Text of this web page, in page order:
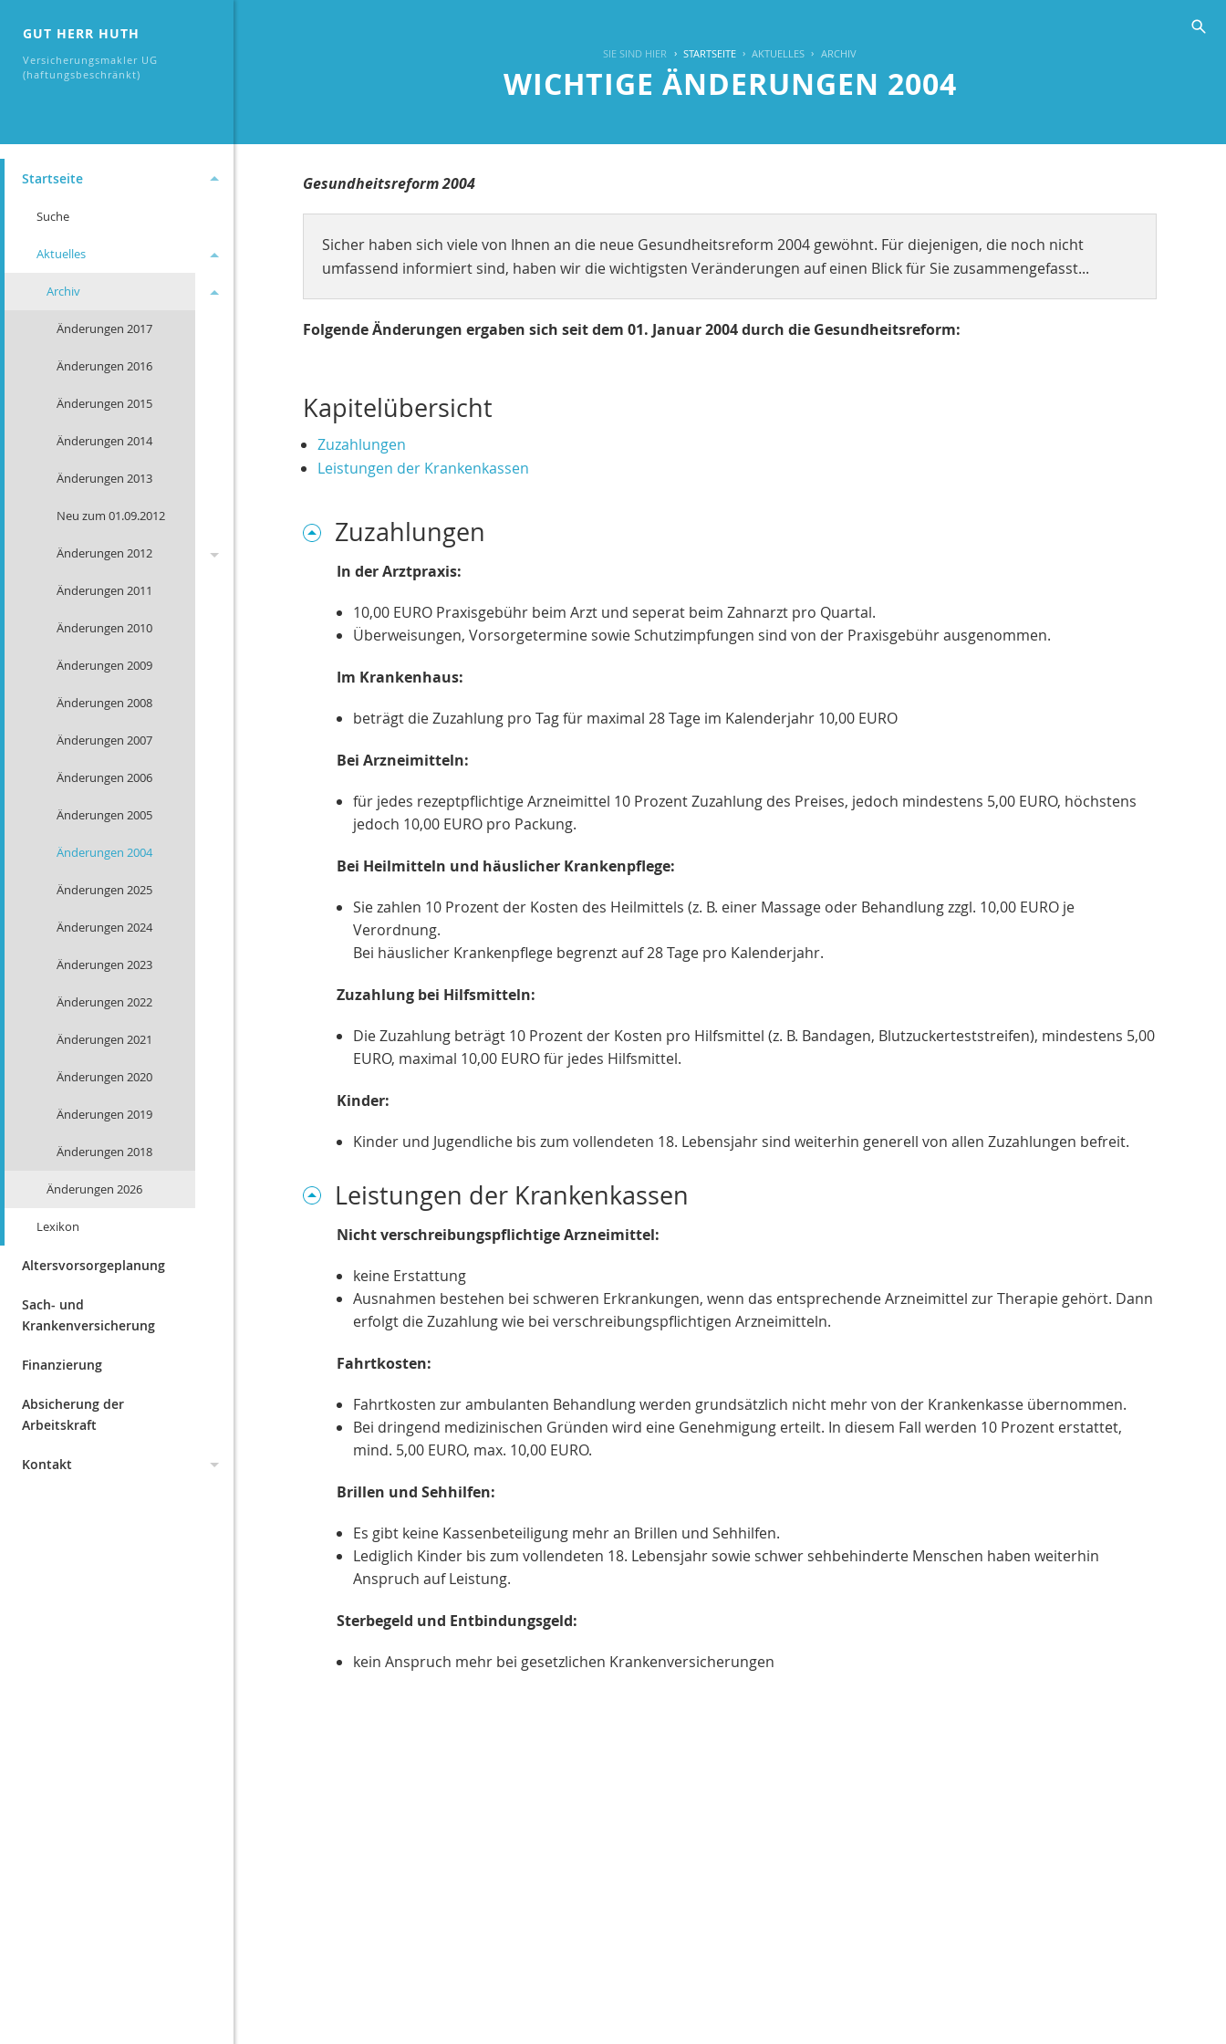
GUT HERR HUTH
Versicherungsmakler UG
(haftungsbeschränkt)
Startseite
Suche
Aktuelles
Archiv
Änderungen 2017
Änderungen 2016
Änderungen 2015
Änderungen 2014
Änderungen 2013
Neu zum 01.09.2012
Änderungen 2012
Wechsel Strom,Gas
Warnbutton
Mitbestimmung EU-
Änderungen 2011
Änderungen 2010
Änderungen 2009
Änderungen 2008
Änderungen 2007
Änderungen 2006
Änderungen 2005
Änderungen 2004
Änderungen 2025
Änderungen 2024
Änderungen 2023
Änderungen 2022
Änderungen 2021
Änderungen 2020
Änderungen 2019
Änderungen 2018
Änderungen 2026
Lexikon
Altersvorsorgeplanung
Sach- und
Krankenversicherung
Finanzierung
Absicherung der
Arbeitskraft
Kontakt
SIE SIND HIER STARTSEITE AKTUELLES ARCHIV
WICHTIGE ÄNDERUNGEN 2004
Gesundheitsreform 2004
Sicher haben sich viele von Ihnen an die neue Gesundheitsreform 2004 gewöhnt. Für diejenigen, die noch nicht
umfassend informiert sind, haben wir die wichtigsten Veränderungen auf einen Blick für Sie zusammengefasst...
Folgende Änderungen ergaben sich seit dem 01. Januar 2004 durch die Gesundheitsreform:
Kapitelübersicht
Zuzahlungen
Leistungen der Krankenkassen
Zuzahlungen
In der Arztpraxis:
10,00 EURO Praxisgebühr beim Arzt und seperat beim Zahnarzt pro Quartal.
Überweisungen, Vorsorgetermine sowie Schutzimpfungen sind von der Praxisgebühr ausgenommen.
Im Krankenhaus:
beträgt die Zuzahlung pro Tag für maximal 28 Tage im Kalenderjahr 10,00 EURO
Bei Arzneimitteln:
für jedes rezeptpflichtige Arzneimittel 10 Prozent Zuzahlung des Preises, jedoch mindestens 5,00 EURO, höchstens
jedoch 10,00 EURO pro Packung.
Bei Heilmitteln und häuslicher Krankenpflege:
Sie zahlen 10 Prozent der Kosten des Heilmittels (z. B. einer Massage oder Behandlung zzgl. 10,00 EURO je
Verordnung.
Bei häuslicher Krankenpflege begrenzt auf 28 Tage pro Kalenderjahr.
Zuzahlung bei Hilfsmitteln:
Die Zuzahlung beträgt 10 Prozent der Kosten pro Hilfsmittel (z. B. Bandagen, Blutzuckerteststreifen), mindestens 5,00
EURO, maximal 10,00 EURO für jedes Hilfsmittel.
Kinder:
Kinder und Jugendliche bis zum vollendeten 18. Lebensjahr sind weiterhin generell von allen Zuzahlungen befreit.
Leistungen der Krankenkassen
Nicht verschreibungspflichtige Arzneimittel:
keine Erstattung
Ausnahmen bestehen bei schweren Erkrankungen, wenn das entsprechende Arzneimittel zur Therapie gehört. Dann
erfolgt die Zuzahlung wie bei verschreibungspflichtigen Arzneimitteln.
Fahrtkosten:
Fahrtkosten zur ambulanten Behandlung werden grundsätzlich nicht mehr von der Krankenkasse übernommen.
Bei dringend medizinischen Gründen wird eine Genehmigung erteilt. In diesem Fall werden 10 Prozent erstattet,
mind. 5,00 EURO, max. 10,00 EURO.
Brillen und Sehhilfen:
Es gibt keine Kassenbeteiligung mehr an Brillen und Sehhilfen.
Lediglich Kinder bis zum vollendeten 18. Lebensjahr sowie schwer sehbehinderte Menschen haben weiterhin
Anspruch auf Leistung.
Sterbegeld und Entbindungsgeld:
kein Anspruch mehr bei gesetzlichen Krankenversicherungen